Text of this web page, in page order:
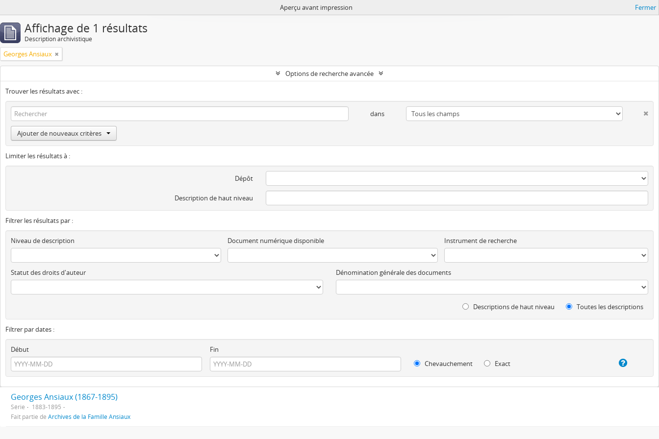
Aperçu avant impression Fermer
Affichage de 1 résultats
Description archivistique
Georges Ansiaux
Options de recherche avancée
Trouver les résultats avec :
dans
Ajouter de nouveaux critères
Limiter les résultats à :
Dépôt
Description de haut niveau
Filtrer les résultats par :
Niveau de description Document numérique disponible Instrument de recherche
Statut des droits d'auteur Dénomination générale des documents
Descriptions de haut niveau Toutes les descriptions
Filtrer par dates :
Début
Fin
Chevauchement
Exact
Georges Ansiaux (1867-1895)
Série
1883-1895
Fait partie de Archives de la Famille Ansiaux